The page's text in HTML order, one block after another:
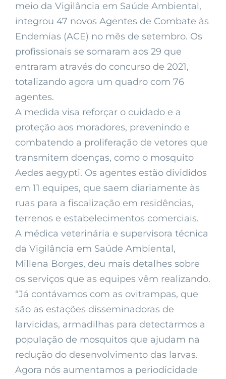
meio da Vigilância em Saúde Ambiental,
integrou 47 novos Agentes de Combate às
Endemias (ACE) no mês de setembro. Os
profissionais se somaram aos 29 que
entraram através do concurso de 2021,
totalizando agora um quadro com 76
agentes.
A medida visa reforçar o cuidado e a
proteção aos moradores, prevenindo e
combatendo a proliferação de vetores que
transmitem doenças, como o mosquito
Aedes aegypti. Os agentes estão divididos
em 11 equipes, que saem diariamente às
ruas para a fiscalização em residências,
terrenos e estabelecimentos comerciais.
A médica veterinária e supervisora técnica
da Vigilância em Saúde Ambiental,
Millena Borges, deu mais detalhes sobre
os serviços que as equipes vêm realizando.
“Já contávamos com as ovitrampas, que
são as estações disseminadoras de
larvicidas, armadilhas para detectarmos a
população de mosquitos que ajudam na
redução do desenvolvimento das larvas.
Agora nós aumentamos a periodicidade